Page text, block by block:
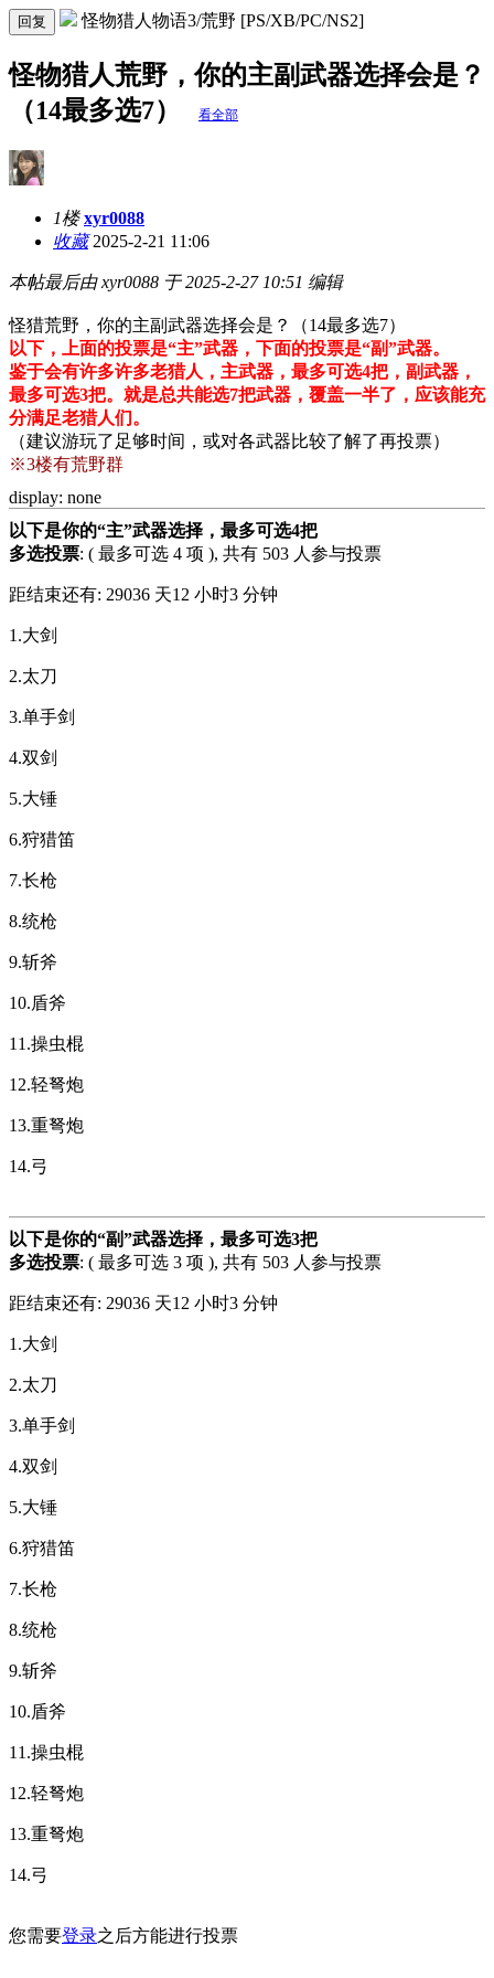
回复 怪物猎人物语3/荒野 [PS/XB/PC/NS2]
怪物猎人荒野，你的主副武器选择会是？
（14最多选7）
看全部
1楼 xyr0088
收藏2025-2-21 11:06
本帖最后由 xyr0088 于 2025-2-27 10:51 编辑
怪猎荒野，你的主副武器选择会是？（14最多选7）
以下，上面的投票是“主”武器，下面的投票是“副”武器。
鉴于会有许多许多老猎人，主武器，最多可选4把，副武器，
最多可选3把。就是总共能选7把武器，覆盖一半了，应该能充
分满足老猎人们。
（建议游玩了足够时间，或对各武器比较了解了再投票）
※3楼有荒野群
display: none
以下是你的“主”武器选择，最多可选4把
多选投票: ( 最多可选 4 项 ), 共有 503 人参与投票
距结束还有: 29036 天12 小时3 分钟
1.大剑
2.太刀
3.单手剑
4.双剑
5.大锤
6.狩猎笛
7.长枪
8.统枪
9.斩斧
10.盾斧
11.操虫棍
12.轻弩炮
13.重弩炮
14.弓
以下是你的“副”武器选择，最多可选3把
多选投票: ( 最多可选 3 项 ), 共有 503 人参与投票
距结束还有: 29036 天12 小时3 分钟
1.大剑
2.太刀
3.单手剑
4.双剑
5.大锤
6.狩猎笛
7.长枪
8.统枪
9.斩斧
10.盾斧
11.操虫棍
12.轻弩炮
13.重弩炮
14.弓
您需要登录之后方能进行投票